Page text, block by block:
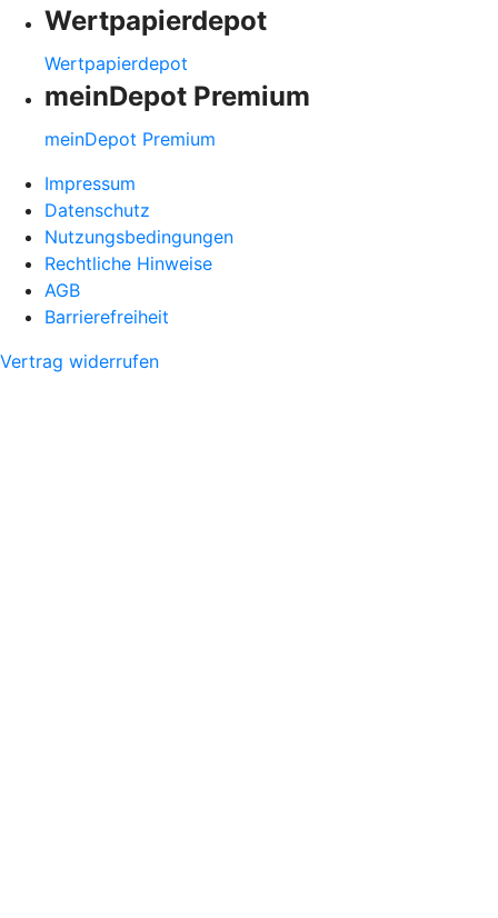
Wertpapierdepot
Wertpapierdepot
meinDepot Premium
meinDepot Premium
Impressum
Datenschutz
Nutzungsbedingungen
Rechtliche Hinweise
AGB
Barrierefreiheit
Vertrag widerrufen